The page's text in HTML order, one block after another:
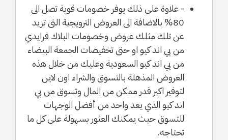
- علاوة على ذلك يوفر خصومات قوية تصل الى
80% بالاضافة الى العروض الترويجية التى تزيد
عن تلك مثلك عروض وخصومات البلاك فرايدي
من بي اند كيو او حتى تخفيضات الجمعة البيضاء
من بي اند كيو السعودية وعليك من خلال هذه
العروض المذهلة بالتسوق والشراء اون لاين
لتوفير اكبر قدر ممكن من المال وتسوق من بي
اند كيو الذي يعد واحد من أفضل الوجهات
للتسوق حيث يمكنك العثور بسهولة على كل ما
تحتاجه.